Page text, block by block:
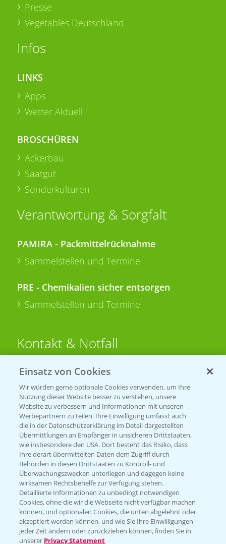
Presse
Vegetables Deutschland
Infos
LINKS
Apps
Wetter Aktuell
BROSCHÜREN
Ackerbau
Saatgut
Sonderkulturen
Verantwortung & Sorgfalt
PAMIRA - Packmittelrücknahme
Sammelstellen und Termine
PRE - Chemikalien sicher entsorgen
Sammelstellen und Termine
Kontakt & Notfall
Beratung auf WhatsApp
T.+49 (0)174 346 564 1
KONTAKT
Hilfe in Notfällen
T.+49 (0)214/30-20220
Folgen Sie uns
Einsatz von Cookies
Wir würden gerne optionale Cookies verwenden, um Ihre
Nutzung dieser Website besser zu verstehen, unsere
Website zu verbessern und Informationen mit unseren
Werbepartnern zu teilen. Ihre Einwilligung umfasst auch
die in der Datenschutzerklärung im Detail dargestellten
Übermittlungen an Empfänger in unsicheren Drittstaaten,
wie insbesondere den USA. Dort besteht das Risiko, dass
Ihre derart übermittelten Daten dem Zugriff durch
Behörden in diesen Drittstaaten zu Kontroll- und
Überwachungszwecken unterliegen und dagegen keine
wirksamen Rechtsbehelfe zur Verfügung stehen.
Detaillierte Informationen zu unbedingt notwendigen
Cookies, ohne die wir die Webseite nicht verfügbar machen
können, und optionalen Cookies, die unten abgelehnt oder
akzeptiert werden können, und wie Sie Ihre Einwilligungen
jeder Zeit ändern oder zurückziehen können, finden Sie in
unserer Privacy Statement